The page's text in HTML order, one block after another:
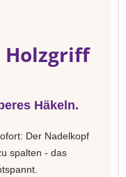
Holzgriff
Häkeln.
Der Nadelkopf
spalten - das